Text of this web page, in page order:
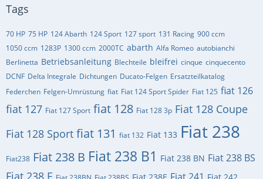
Tags
70 HP 75 HP 124 Abarth 124 Sport 127 sport 131 Racing 900 ccm
1050 ccm 1283P 1300 ccm 2000TC abarth Alfa Romeo autobianchi
Berlinetta Betriebsanleitung Blechteile bleifrei cinque cinquecento
DCNF Delta Integrale Dichtungen Ducato-Felgen Ersatzteilkatalog
Federchen Felgen-Umrüstung fiat Fiat 124 Sport Spider Fiat 125 fiat 126
fiat 127 Fiat 127 Sport fiat 128 Fiat 128 3p Fiat 128 Coupe
Fiat 128 Sport fiat 131 fiat 132 Fiat 133 Fiat 238
Fiat238 Fiat 238 B Fiat 238 B1 Fiat 238 BN Fiat 238 BS
Fiat 238 E